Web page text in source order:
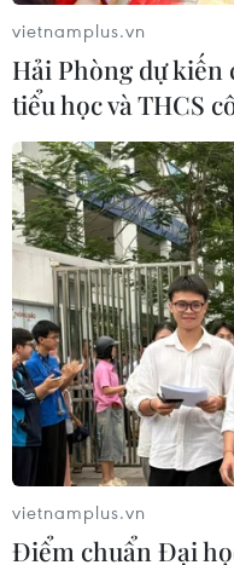
Bộ trưởng Tài
tiếp tục tăng
08/04/2023 07:18
Phát biểu với báo giới
Mỹ khẳng định: "Tôi
Mỹ sẽ tăng trưởng, thị
lạm phát sẽ giảm."
vietnamplus.vn
Hải Phòng dự
tiểu học và THCS
vietnamplus.vn
Điểm chuẩn Đại